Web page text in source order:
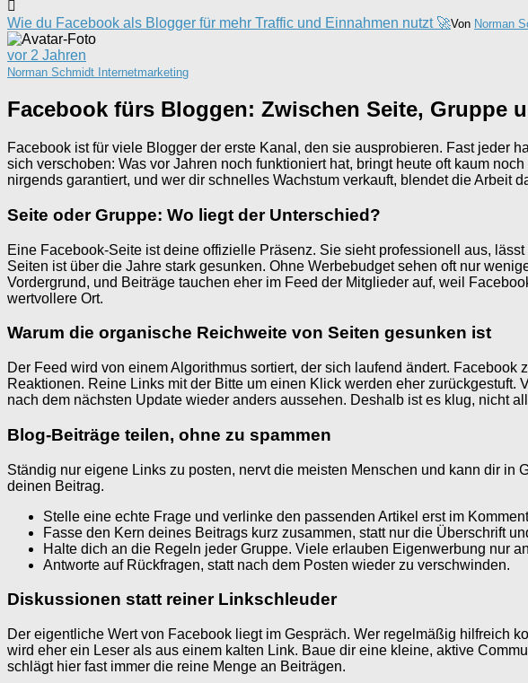
Wie du Facebook als Blogger für mehr Traffic und Einnahmen nutzt 🚀Von Norman
vor 2 Jahren
Norman Schmidt Internetmarketing
Facebook fürs Bloggen: Zwischen Seite, Gruppe
Facebook ist für viele Blogger der erste Kanal, den sie ausprobieren. Fast jeder
sich verschoben: Was vor Jahren noch funktioniert hat, bringt heute oft kaum
nirgends garantiert, und wer dir schnelles Wachstum verkauft, blendet die Arbeit
Seite oder Gruppe: Wo liegt der Unterschied?
Eine Facebook-Seite ist deine offizielle Präsenz. Sie sieht professionell aus,
Seiten ist über die Jahre stark gesunken. Ohne Werbebudget sehen oft nur
Vordergrund, und Beiträge tauchen eher im Feed der Mitglieder auf, weil
wertvollere Ort.
Warum die organische Reichweite von Seiten gesunken ist
Der Feed wird von einem Algorithmus sortiert, der sich laufend ändert.
Reaktionen. Reine Links mit der Bitte um einen Klick werden eher
nach dem nächsten Update wieder anders aussehen. Deshalb ist es klug, nicht
Blog-Beiträge teilen, ohne zu spammen
Ständig nur eigene Links zu posten, nervt die meisten Menschen und kann dir
deinen Beitrag.
Stelle eine echte Frage und verlinke den passenden Artikel erst im
Fasse den Kern deines Beitrags kurz zusammen, statt nur die Überschrift
Halte dich an die Regeln jeder Gruppe. Viele erlauben Eigenwerbung nur
Antworte auf Rückfragen, statt nach dem Posten wieder zu verschwinden.
Diskussionen statt reiner Linkschleuder
Der eigentliche Wert von Facebook liegt im Gespräch. Wer regelmäßig hilfreich
wird eher ein Leser als aus einem kalten Link. Baue dir eine kleine, aktive
schlägt hier fast immer die reine Menge an Beiträgen.